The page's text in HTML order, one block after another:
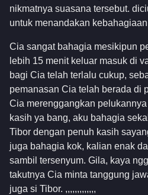
nikmatnya suasana tersebut.
untuk menandakan
Cia sangat bahagia mesikipun
lebih 15 menit keluar masuk di
bagi Cia telah terlalu cukup,
pemanasan Cia telah berada di
Cia merenggangkan
kasih ya bang, aku bahagia
Tibor dengan penuh kasih
juga bahagia kok, kalian enak
sambil tersenyum. Gila, kaya
takutnya Cia minta tanggung
juga si Tibor. ,,,,,,,,,,,,,